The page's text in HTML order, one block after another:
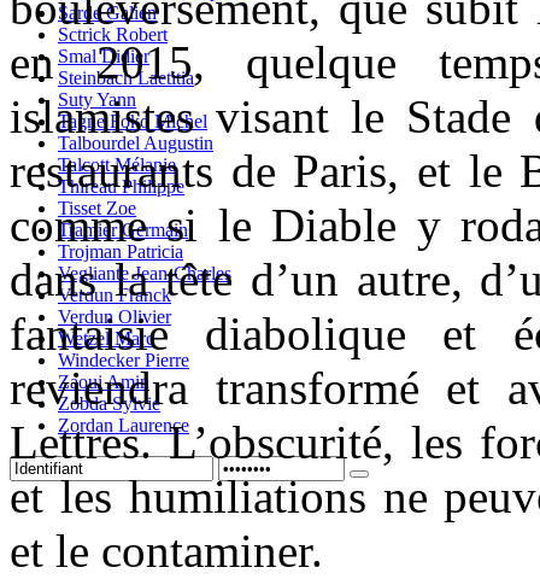
Sarde Galien
Sctrick Robert
Smal Didier
Steinbach Laetitia
Suty Yann
Tagne Foko Michel
Talbourdel Augustin
Talcott Mélanie
Thireau Philippe
Tisset Zoe
Tramier Germain
Trojman Patricia
Vegliante Jean-Charles
Verdun Franck
Verdun Olivier
Wetzel Marc
Windecker Pierre
Zaoui Amin
Zobda Sylvie
Zordan Laurence
en 2015, quelque
islamistes visant le Stade
restaurants de Paris, et le
comme si le Diable y
dans la tête d’un autre,
fantaisie diabolique et
reviendra transformé et
Lettres. L’obscurité, les
et les humiliations ne
et le contaminer.